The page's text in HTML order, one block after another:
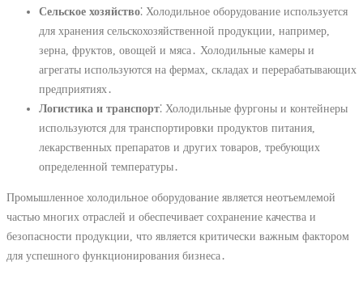
Сельское хозяйство⁚ Холодильное оборудование используется
для хранения сельскохозяйственной продукции, например,
зерна, фруктов, овощей и мяса․ Холодильные камеры и
агрегаты используются на фермах, складах и перерабатывающих
предприятиях․
Логистика и транспорт⁚ Холодильные фургоны и контейнеры
используются для транспортировки продуктов питания,
лекарственных препаратов и других товаров, требующих
определенной температуры․
Промышленное холодильное оборудование является неотъемлемой
частью многих отраслей и обеспечивает сохранение качества и
безопасности продукции, что является критически важным фактором
для успешного функционирования бизнеса․